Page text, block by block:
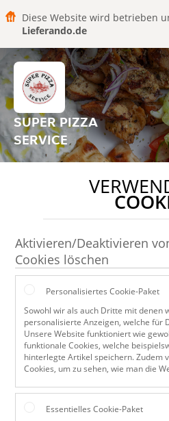
Diese Website wird betrieben
Lieferando.de
SUPER PIZZA
SERVICE
Aktivieren/Deaktivieren
Cookies löschen
Personalisiertes Cookie-Paket
Sowohl wir als auch Dritte mit denen
personalisierte Anzeigen, welche für
Unsere Website funktioniert wie
funktionale Cookies, welche
hinterlegte Artikel speichern. Zudem
Cookies, um zu sehen, wie man die
Essentielles Cookie-Paket